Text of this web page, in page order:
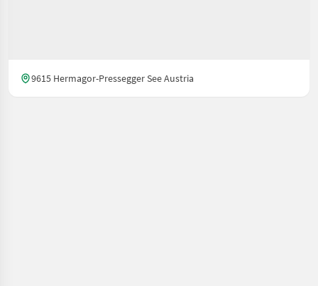
9615 Hermagor-Pressegger See Austria